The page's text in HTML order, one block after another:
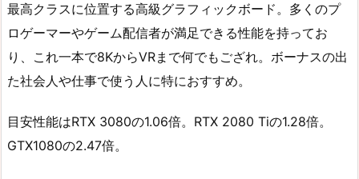
最高クラスに位置する高級グラフィックボード。多くのプ
ロゲーマーやゲーム配信者が満足できる性能を持ってお
り、これ一本で8KからVRまで何でもござれ。ボーナスの出
た社会人や仕事で使う人に特におすすめ。
目安性能はRTX 3080の1.06倍。RTX 2080 Tiの1.28倍。
GTX1080の2.47倍。